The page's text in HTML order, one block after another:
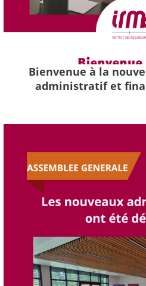
Bienvenue à la
administratif et